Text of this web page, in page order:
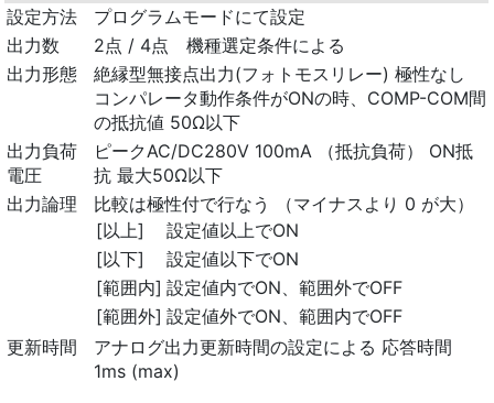
設定方法
プログラムモードにて設定
出力数
2点 / 4点 機種選定条件による
出力形態
絶縁型無接点出力(フォトモスリレー) 極性なし
コンパレータ動作条件がONの時、COMP-COM間
の抵抗値 50Ω以下
出力負荷
電圧
ピークAC/DC280V 100mA （抵抗負荷） ON抵
抗 最大50Ω以下
出力論理
比較は極性付で行なう （マイナスより 0 が大）
[以上]
設定値以上でON
[以下]
設定値以下でON
[範囲内] 設定値内でON、範囲外でOFF
[範囲外] 設定値外でON、範囲内でOFF
更新時間
アナログ出力更新時間の設定による 応答時間
1ms (max)